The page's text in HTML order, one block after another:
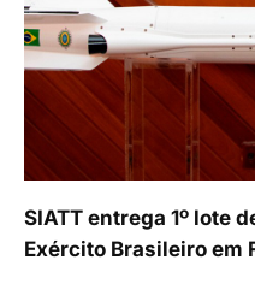
SIATT entrega 1º lote
Exército Brasileiro em